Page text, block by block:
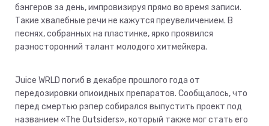
бэнгеров за день, импровизируя прямо во время записи.
Такие хвалебные речи не кажутся преувеличением. В
песнях, собранных на пластинке, ярко проявился
разносторонний талант молодого хитмейкера.
Juice WRLD погиб в декабре прошлого года от
передозировки опиоидных препаратов. Сообщалось, что
перед смертью рэпер собирался выпустить проект под
названием «The Outsiders», который также мог стать его